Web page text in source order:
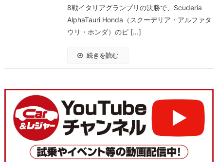
8戦イタリアグランプリの決勝で、Scuderia
AlphaTauri Honda（スクーデリア・アルファタ
ウリ・ホンダ）のピ […]
続きを読む